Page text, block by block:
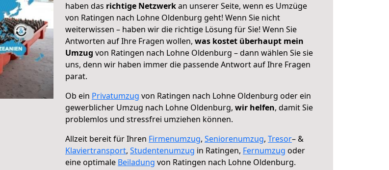
haben das richtige Netzwerkan unserer Seite, wenn es Umzüge
von Ratingen nach Lohne Oldenburg geht! Wenn Sie nicht
weiterwissen – haben wir die richtige Lösung für Sie! Wenn Sie
Antworten auf Ihre Fragen wollen, was kostet überhaupt mein
Umzug von Ratingen nach Lohne Oldenburg – dann wählen Sie sie
uns, denn wir haben immer die passende Antwort auf Ihre Fragen
parat.
Ob ein Privatumzug von Ratingen nach Lohne Oldenburg oder ein
gewerblicher Umzug nach Lohne Oldenburg, wir helfen, damit Sie
problemlos und stressfrei umziehen können.
Allzeit bereit für Ihren Firmenumzug, Seniorenumzug, Tresor– &
Klaviertransport, Studentenumzug in Ratingen, Fernumzug oder
eine optimale Beiladung von Ratingen nach Lohne Oldenburg.